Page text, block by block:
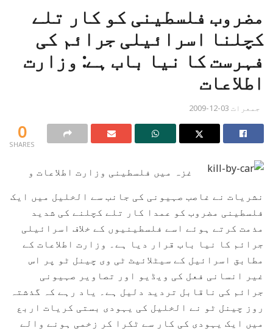
مضروب فلسطینی کو کار تلے
کچلنا اسرائیلی جرائم کی
فہرست کا نیا باب ہے: وزارت
اطلاعات
جمعرات 03-12-2009
0
SHARES
غزہ میں فلسطینی وزارت اطلاعات و
نشریات نے غاصب صہیونی کی جانب سے الخلیل میں ایک
فلسطینی مضروب کو عمدا کار تلے کچلنے کی شدید
مذمت کرتے ہوئے اسے فلسطینیوں کے خلاف اسرائیلی
جرائم کا نیا باب قرار دیا ہے۔ وزارت اطلاعات کے
مطابق اسرائیل کے سیٹلائیٹ ٹی وی چینل ٹو پر اس
غیر انسانی فعل کی ویڈیو اور تصاویر صہیونی
جرائم کی ناقابل تردید دلیل ہے۔ یاد رہے کہ گذشتہ
روز چینل ٹو نے الخلیل کی یہودی بستی کریات اربع
میں ایک یہودی کی کار سے ٹکرا کر زخمی ہونے والے